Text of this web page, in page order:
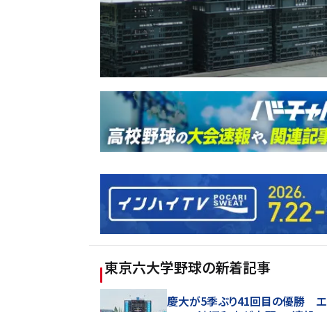
東京六大学野球の新着記事
慶大が5季ぶり41回目の優勝 エ